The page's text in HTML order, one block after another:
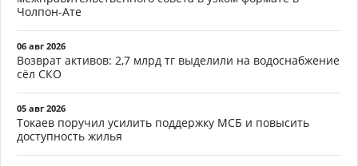
Чолпон-Ате
06 авг 2026
Возврат активов: 2,7 млрд тг выделили на водоснабжение
сёл СКО
05 авг 2026
Токаев поручил усилить поддержку МСБ и повысить
доступность жилья